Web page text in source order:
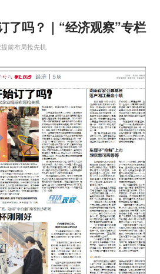
了吗？｜“经济观察”专栏
前布局抢先机